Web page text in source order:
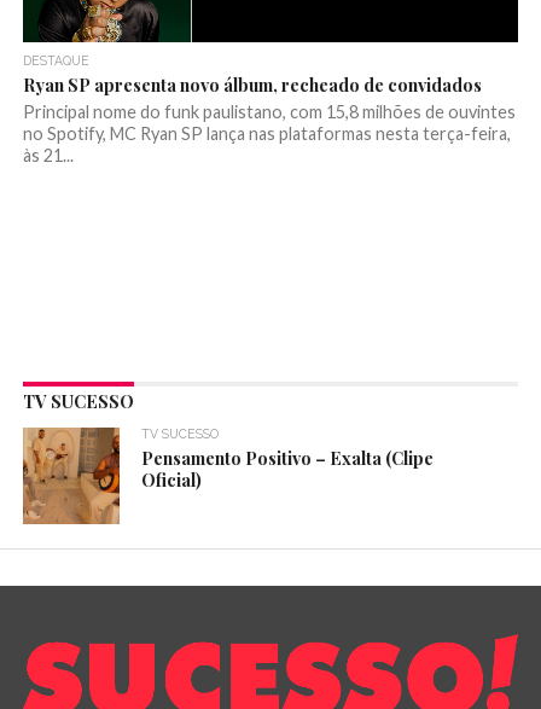
DESTAQUE
Ryan SP apresenta novo álbum, recheado de convidados
Principal nome do funk paulistano, com 15,8 milhões de ouvintes
no Spotify, MC Ryan SP lança nas plataformas nesta terça-feira,
às 21...
TV SUCESSO
TV SUCESSO
Pensamento Positivo – Exalta (Clipe
Oficial)